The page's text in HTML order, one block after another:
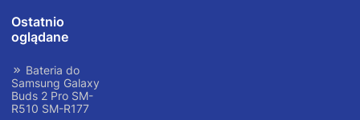
Ostatnio
oglądane
Bateria do
Samsung Galaxy
Buds 2 Pro SM-
R510 SM-R177